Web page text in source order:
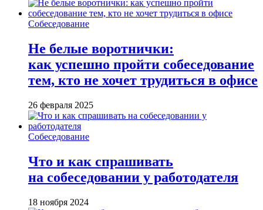
Собеседование
Не белые воротнички:
как успешно пройти собеседование
тем, кто не хочет трудиться в офисе
26 февраля 2025
Собеседование
Что и как спрашивать
на собеседовании у работодателя
18 ноября 2024